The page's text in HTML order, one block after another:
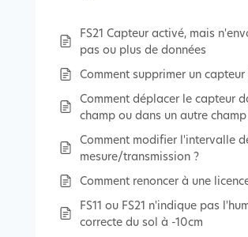
FS21 Capteur activé, mais
pas ou plus de données
Comment supprimer un capteur
Comment déplacer le capteur
champ ou dans un autre champ
Comment modifier l'intervalle
mesure/transmission ?
Comment renoncer à une
FS11 ou FS21 n'indique pas
correcte du sol à -10cm